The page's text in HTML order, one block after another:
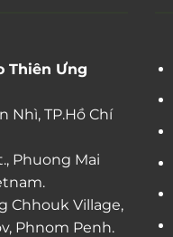
Thiên Ưng
Nhì, TP.Hồ Chí
Phuong Mai
Chhouk Village,
Phnom Penh.